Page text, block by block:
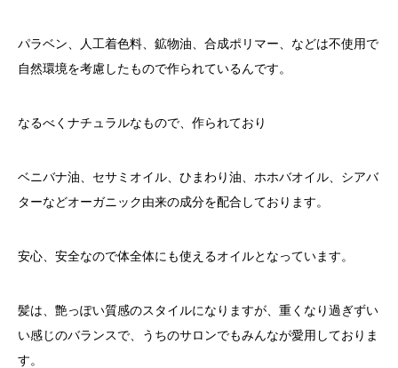
パラベン、人工着色料、鉱物油、合成ポリマー、などは不使用で
自然環境を考慮したもので作られているんです。
なるべくナチュラルなもので、作られており
ベニバナ油、セサミオイル、ひまわり油、ホホバオイル、シアバ
ターなどオーガニック由来の成分を配合しております。
安心、安全なので体全体にも使えるオイルとなっています。
髪は、艶っぽい質感のスタイルになりますが、重くなり過ぎずい
い感じのバランスで、うちのサロンでもみんなが愛用しておりま
す。